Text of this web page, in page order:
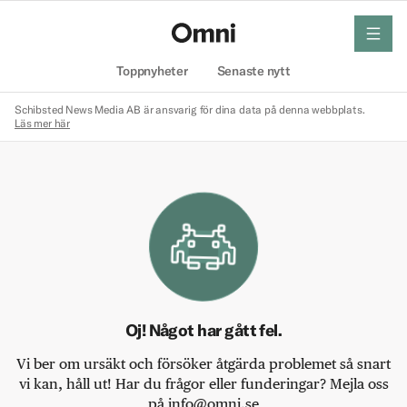
Toppnyheter Senaste nytt
meny
Schibsted News Media AB är ansvarig för dina data på denna webbplats.
Läs mer här
Oj! Något har gått fel.
Vi ber om ursäkt och försöker åtgärda problemet så snart
vi kan, håll ut! Har du frågor eller funderingar? Mejla oss